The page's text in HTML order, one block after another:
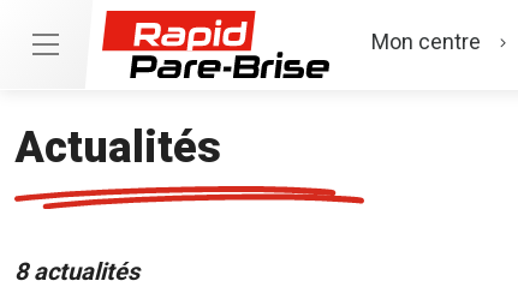
Mon centre
Actualités
8 actualités